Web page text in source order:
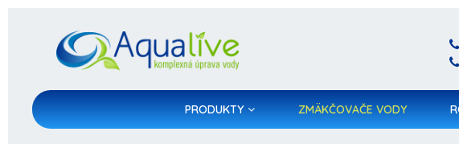
PRODUKTY ZMÄKČOVAČE VODY